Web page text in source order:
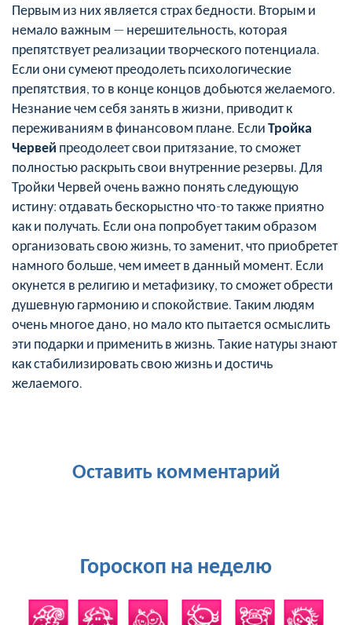
Первым из них является страх бедности. Вторым и
немало важным — нерешительность, которая
препятствует реализации творческого потенциала.
Если они сумеют преодолеть психологические
препятствия, то в конце концов добьются желаемого.
Незнание чем себя занять в жизни, приводит к
переживаниям в финансовом плане. ЕслиТройка
Червей преодолеет свои притязание, то сможет
полностью раскрыть свои внутренние резервы. Для
Тройки Червей очень важно понять следующую
истину: отдавать бескорыстно что-то также приятно
как и получать. Если она попробует таким образом
организовать свою жизнь, то заменит, что приобретет
намного больше, чем имеет в данный момент. Если
окунется в религию и метафизику, то сможет обрести
душевную гармонию и спокойствие. Таким людям
очень многое дано, но мало кто пытается осмыслить
эти подарки и применить в жизнь. Такие натуры знают
как стабилизировать свою жизнь и достичь
желаемого.
Оставить комментарий
Гороскоп на неделю